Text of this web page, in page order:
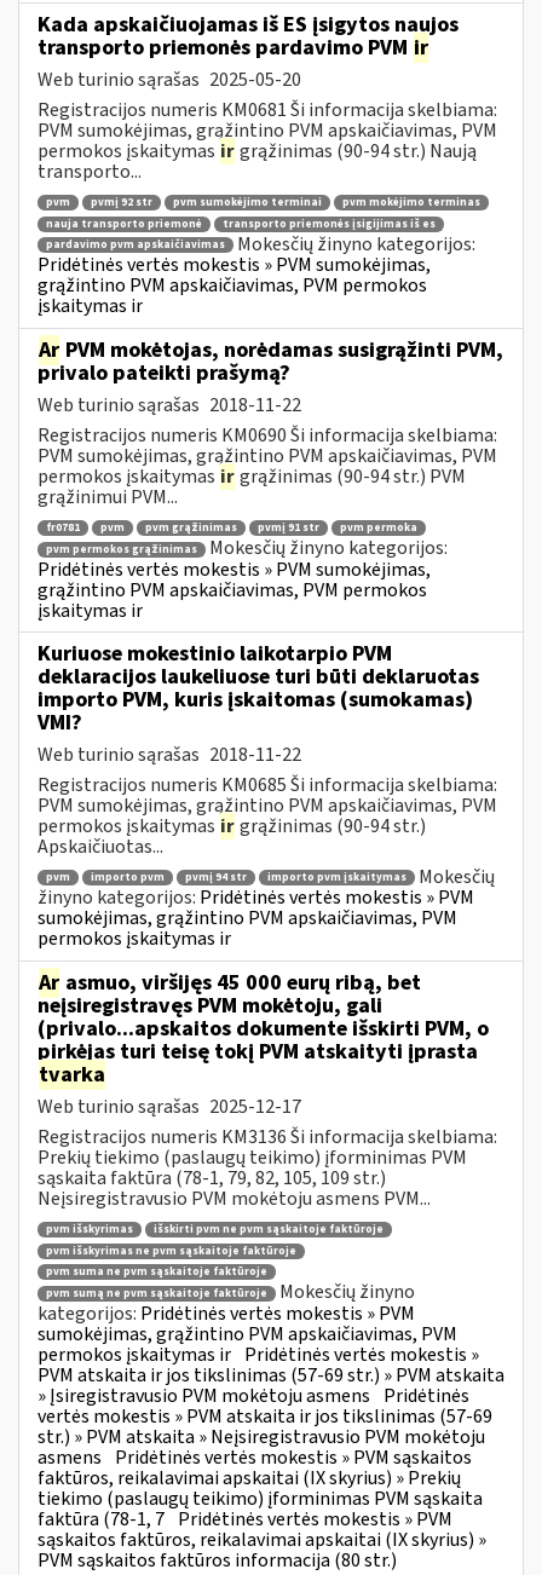
Kada apskaičiuojamas iš ES įsigytos naujos
transporto priemonės pardavimo PVM ir
Web turinio sąrašas 2025-05-20
Registracijos numeris KM0681 Ši informacija skelbiama:
PVM sumokėjimas, grąžintino PVM apskaičiavimas, PVM
permokos įskaitymas irgrąžinimas (90-94 str.) Naują
transporto...
pvm pvmį 92 str pvm sumokėjimo terminai
pvm mokėjimo terminas
nauja transporto priemonė
transporto priemonės įsigijimas iš es
pardavimo pvm apskaičiavimas
Mokesčių žinyno kategorijos:
Pridėtinės vertės mokestis » PVM sumokėjimas,
grąžintino PVM apskaičiavimas, PVM permokos
įskaitymas ir
Ar PVM mokėtojas, norėdamas susigrąžinti PVM,
privalo pateikti prašymą?
Web turinio sąrašas 2018-11-22
Registracijos numeris KM0690 Ši informacija skelbiama:
PVM sumokėjimas, grąžintino PVM apskaičiavimas, PVM
permokos įskaitymas irgrąžinimas (90-94 str.) PVM
grąžinimui PVM...
fr0781 pvm pvm grąžinimas pvmį 91 str
pvm permoka
pvm permokos grąžinimas
Mokesčių žinyno kategorijos:
Pridėtinės vertės mokestis » PVM sumokėjimas,
grąžintino PVM apskaičiavimas, PVM permokos
įskaitymas ir
Kuriuose mokestinio laikotarpio PVM
deklaracijos laukeliuose turi būti deklaruotas
importo PVM, kuris įskaitomas (sumokamas)
VMI?
Web turinio sąrašas 2018-11-22
Registracijos numeris KM0685 Ši informacija skelbiama:
PVM sumokėjimas, grąžintino PVM apskaičiavimas, PVM
permokos įskaitymas irgrąžinimas (90-94 str.)
Apskaičiuotas...
pvm importo pvm pvmį 94 str importo pvm įskaitymas
Mokesčių
žinyno kategorijos: Pridėtinės vertės mokestis » PVM
sumokėjimas, grąžintino PVM apskaičiavimas, PVM
permokos įskaitymas ir
Ar asmuo, viršijęs 45 000 eurų ribą, bet
neįsiregistravęs PVM mokėtoju, gali
(privalo...apskaitos dokumente išskirti PVM, o
pirkėjas turi teisę tokį PVM atskaityti įprasta
tvarka
Web turinio sąrašas 2025-12-17
Registracijos numeris KM3136 Ši informacija skelbiama:
Prekių tiekimo (paslaugų teikimo) įforminimas PVM
sąskaita faktūra (78-1, 79, 82, 105, 109 str.)
Neįsiregistravusio PVM mokėtoju asmens PVM...
pvm išskyrimas
išskirti pvm ne pvm sąskaitoje faktūroje
pvm išskyrimas ne pvm sąskaitoje faktūroje
pvm suma ne pvm sąskaitoje faktūroje
pvm sumą ne pvm sąskaitoje faktūroje
Mokesčių žinyno
kategorijos: Pridėtinės vertės mokestis » PVM
sumokėjimas, grąžintino PVM apskaičiavimas, PVM
permokos įskaitymas ir Pridėtinės vertės mokestis »
PVM atskaita ir jos tikslinimas (57-69 str.) » PVM atskaita
» Įsiregistravusio PVM mokėtoju asmens Pridėtinės
vertės mokestis » PVM atskaita ir jos tikslinimas (57-69
str.) » PVM atskaita » Neįsiregistravusio PVM mokėtoju
asmens Pridėtinės vertės mokestis » PVM sąskaitos
faktūros, reikalavimai apskaitai (IX skyrius) » Prekių
tiekimo (paslaugų teikimo) įforminimas PVM sąskaita
faktūra (78-1, 7 Pridėtinės vertės mokestis » PVM
sąskaitos faktūros, reikalavimai apskaitai (IX skyrius) »
PVM sąskaitos faktūros informacija (80 str.)